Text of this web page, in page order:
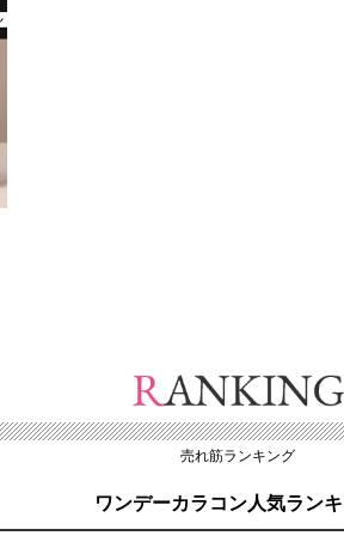
売れ筋ランキング
ワンデーカラコン人気ラン